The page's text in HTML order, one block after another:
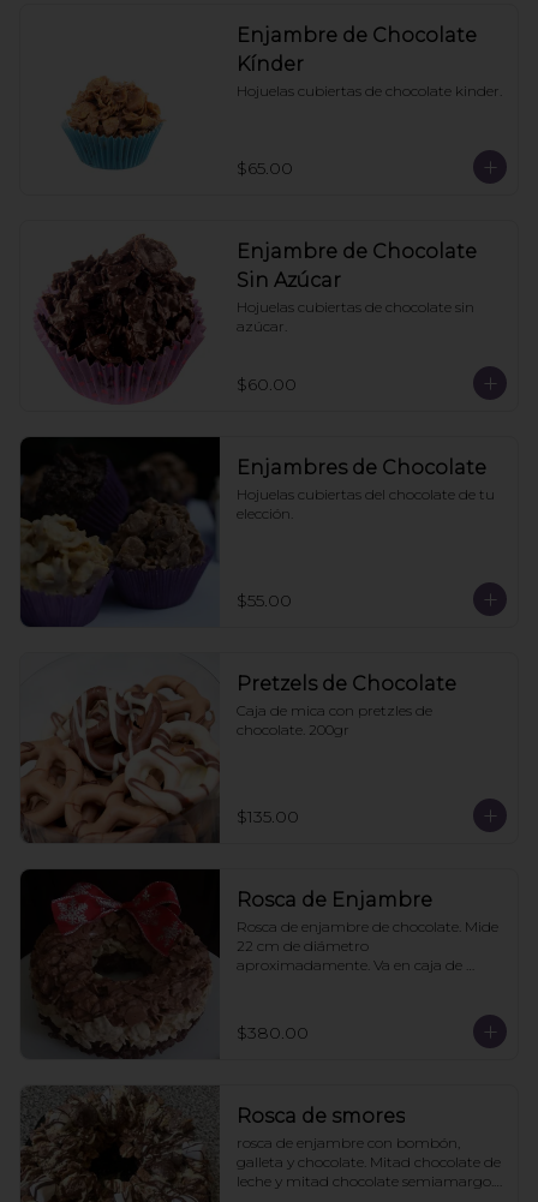
Enjambre de Chocolate
Kínder
Hojuelas cubiertas de chocolate kinder.
$65.00
Enjambre de Chocolate
Sin Azúcar
Hojuelas cubiertas de chocolate sin
azúcar.
$60.00
Enjambres de Chocolate
Hojuelas cubiertas del chocolate de tu
elección.
$55.00
Pretzels de Chocolate
Caja de mica con pretzles de
chocolate. 200gr
$135.00
Rosca de Enjambre
Rosca de enjambre de chocolate. Mide
22 cm de diámetro
aproximadamente. Va en caja de
$380.00
Rosca de smores
rosca de enjambre con bombón,
galleta y chocolate. Mitad chocolate de
leche y mitad chocolate semiamargo.